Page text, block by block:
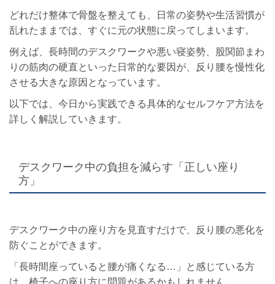
どれだけ整体で骨盤を整えても、日常の姿勢や生活習慣が
乱れたままでは、すぐに元の状態に戻ってしまいます。
例えば、長時間のデスクワークや悪い寝姿勢、股関節まわ
りの筋肉の硬直といった日常的な要因が、反り腰を慢性化
させる大きな原因となっています。
以下では、今日から実践できる具体的なセルフケア方法を
詳しく解説していきます。
デスクワーク中の負担を減らす「正しい座り
方」
デスクワーク中の座り方を見直すだけで、反り腰の悪化を
防ぐことができます。
「長時間座っていると腰が痛くなる…」と感じている方
は、椅子への座り方に問題があるかもしれません。